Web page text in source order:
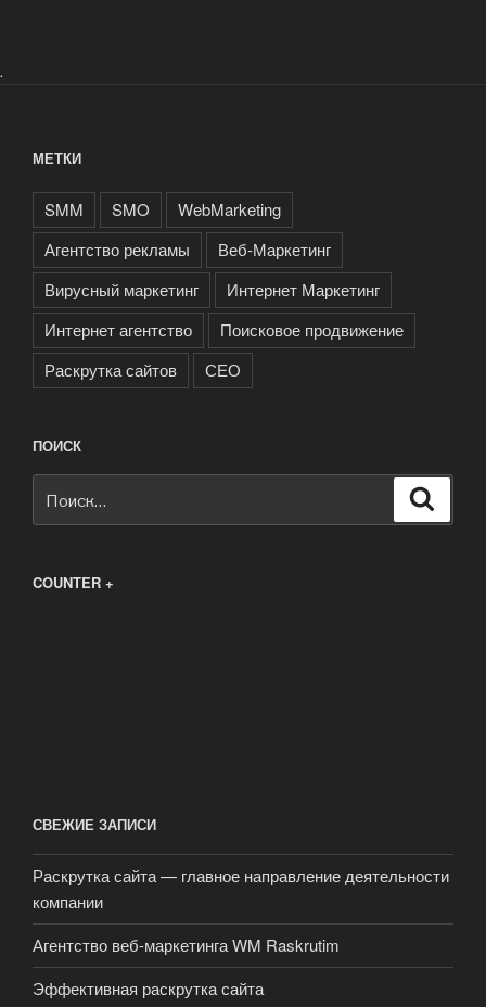
.
МЕТКИ
SMM SMO
WebMarketing
Агентство рекламы
Веб-Маркетинг
Вирусный маркетинг
Интернет Маркетинг
Интернет агентство
Поисковое продвижение
Раскрутка сайтов
СЕО
ПОИСК
COUNTER +
СВЕЖИЕ ЗАПИСИ
Раскрутка сайта — главное направление деятельности
компании
Агентство веб-маркетинга WM Raskrutim
Эффективная раскрутка сайта